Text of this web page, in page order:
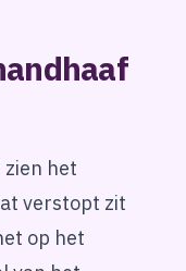
het
verstopt zit
op het